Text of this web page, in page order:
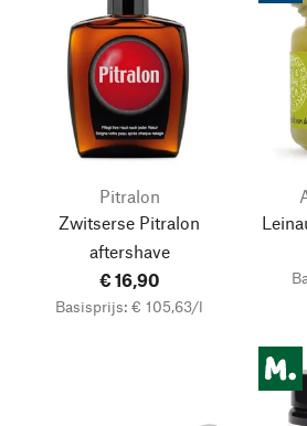
Pitralon
Zwitserse Pitralon
aftershave
€ 16,90
Basisprijs: € 105,63/l